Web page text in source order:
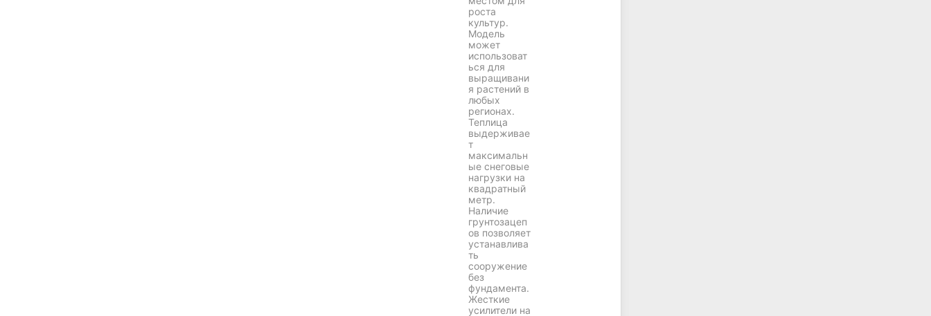
роста
культур.
Модель
может
использоват
ься для
выращивани
я растений в
любых
регионах.
Теплица
выдерживае
т
максимальн
ые снеговые
нагрузки на
квадратный
метр.
Наличие
грунтозацеп
ов позволяет
устанавлива
ть
сооружение
без
фундамента.
Жесткие
усилители на